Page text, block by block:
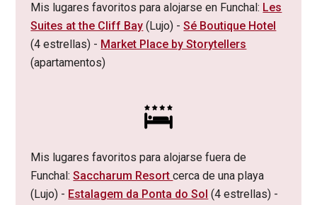
Mis lugares favoritos para alojarse en Funchal: Les
Suites at the Cliff Bay (Lujo) -Sé Boutique Hotel
(4 estrellas) - Market Place by Storytellers
(apartamentos)
Mis lugares favoritos para alojarse fuera de
Funchal:Saccharum Resortcerca de una playa
(Lujo) - Estalagem da Ponta do Sol (4 estrellas) -